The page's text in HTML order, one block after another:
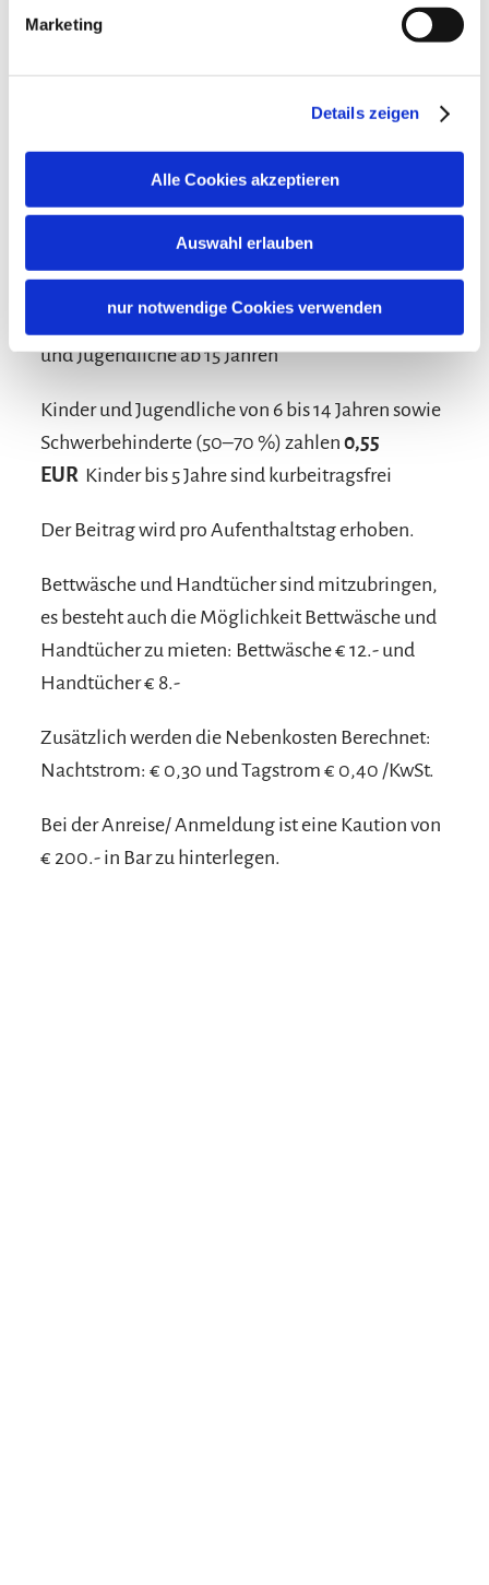
Marketing
Details zeigen
Alle Cookies akzeptieren
Auswahl erlauben
nur notwendige Cookies verwenden
Besonders ruhige Lage
Konditionen/Extras
pro Person und Nacht für Erwachsene
und Jugendliche ab 15 Jahren
Kinder und Jugendliche von 6 bis 14 Jahren sowie
Schwerbehinderte (50–70 %) zahlen0,55
EUR Kinder bis 5 Jahre sind kurbeitragsfrei
Der Beitrag wird pro Aufenthaltstag erhoben.
Bettwäsche und Handtücher sind mitzubringen,
es besteht auch die Möglichkeit Bettwäsche und
Handtücher zu mieten: Bettwäsche € 12.- und
Handtücher € 8.-
Zusätzlich werden die Nebenkosten Berechnet:
Nachtstrom: € 0,30 und Tagstrom € 0,40 /KwSt.
Bei der Anreise/ Anmeldung ist eine Kaution von
€ 200.- in Bar zu hinterlegen.